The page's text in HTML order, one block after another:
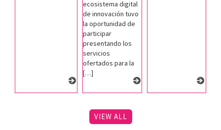
ecosistema digital
de innovación tuvo
la oportunidad de
participar
presentando los
servicios
ofertados para la
[…]
VIEW ALL